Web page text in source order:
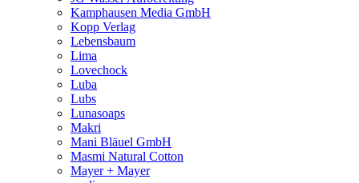
Kamphausen Media GmbH
Kopp Verlag
Lebensbaum
Lima
Lovechock
Luba
Lubs
Lunasoaps
Makri
Mani Bläuel GmbH
Masmi Natural Cotton
Mayer + Mayer